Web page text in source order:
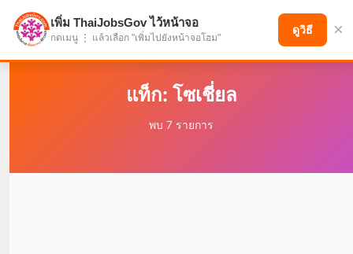
แบ่งปันโอกาส เพื่ออนาคตที่ก้าวหน้า
แท็ก: โซเชี่ยล
พบ 7 รายการ
เพิ่ม ThaiJobsGov ไว้หน้าจอ
กดเมนู ⋮ แล้วเลือก "เพิ่มไปยังหน้าจอโฮม"
ดูวิธี ×